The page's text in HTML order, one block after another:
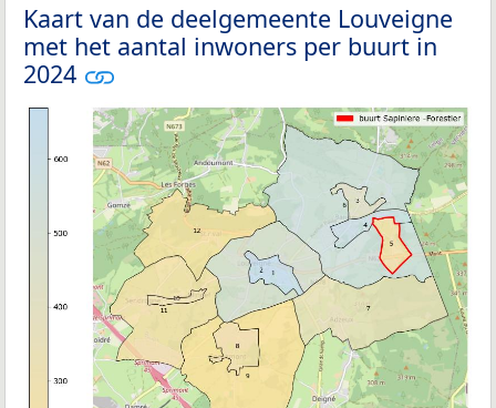
Kaart van de deelgemeente Louveigne
met het aantal inwoners per buurt in
2024